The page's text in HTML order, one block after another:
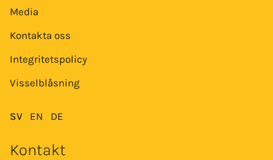
Media
Kontakta oss
Integritetspolicy
Visselblåsning
SV EN DE
Kontakt